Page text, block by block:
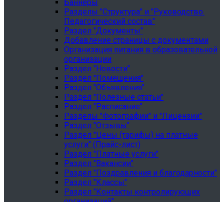
Баннеры
Разделы "Структура" и "Руководство.
Педагогический состав"
Раздел "Документы"
Добавление страницы с документами
Организация питания в образовательной
организации
Раздел "Новости"
Раздел "Помещения"
Раздел "Объявления"
Раздел "Полезные статьи"
Раздел "Расписание"
Разделы "Фотографии" и "Лицензии"
Раздел "Отзывы"
Раздел "Цены (тарифы) на платные
услуги" (Прайс-лист)
Раздел "Платные услуги"
Раздел "Вакансии"
Раздел "Поздравления и благодарности"
Раздел "Классы"
Раздел "Контакты контролирующих